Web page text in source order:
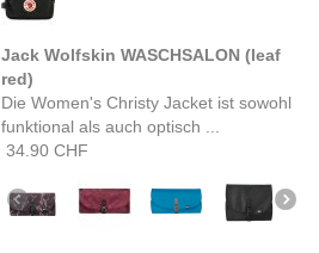
Jack Wolfskin WASCHSALON (leaf
red)
Die Women's Christy Jacket ist sowohl
funktional als auch optisch ...
34.90 CHF